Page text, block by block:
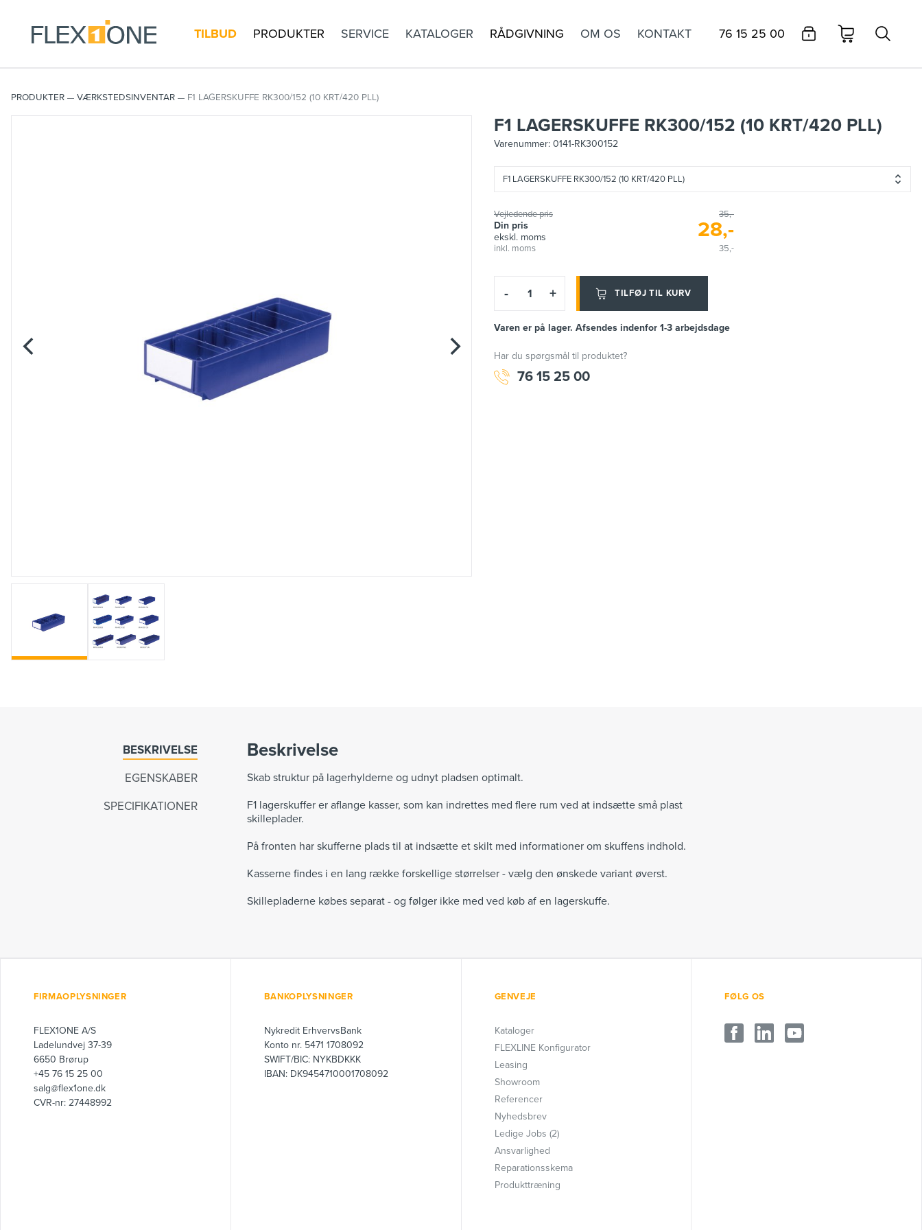
TILBUD PRODUKTER SERVICE KATALOGER RÅDGIVNING OM OS KONTAKT 76 15 25 00
PRODUKTER VÆRKSTEDSINVENTAR F1 LAGERSKUFFE RK300/152 (10 KRT/420 PLL)
F1 LAGERSKUFFE RK300/152 (10 KRT/420 PLL)
Varenummer: 0141-RK300152
F1 LAGERSKUFFE RK300/152 (10 KRT/420 PLL)
Vejledende pris 35,-
Din pris
ekskl. moms
28,-
inkl. moms 35,-
- + TILFØJ TIL KURV
Varen er på lager. Afsendes indenfor 1-3 arbejdsdage
Har du spørgsmål til produktet?
76 15 25 00
BESKRIVELSE
EGENSKABER
SPECIFIKATIONER
Beskrivelse
Skab struktur på lagerhylderne og udnyt pladsen optimalt.
F1 lagerskuffer er aflange kasser, som kan indrettes med flere rum ved at indsætte små plast
skilleplader.
På fronten har skufferne plads til at indsætte et skilt med informationer om skuffens indhold.
Kasserne findes i en lang række forskellige størrelser - vælg den ønskede variant øverst.
Skillepladerne købes separat - og følger ikke med ved køb af en lagerskuffe.
FIRMAOPLYSNINGER
FLEX1ONE A/S
Ladelundvej 37-39
6650 Brørup
+45 76 15 25 00
salg@flex1one.dk
CVR-nr: 27448992
BANKOPLYSNINGER
Nykredit ErhvervsBank
Konto nr. 5471 1708092
SWIFT/BIC: NYKBDKKK
IBAN: DK9454710001708092
GENVEJE
Kataloger
FLEXLINE Konfigurator
Leasing
Showroom
Referencer
Nyhedsbrev
Ledige Jobs (2)
Ansvarlighed
Reparationsskema
Produkttræning
FØLG OS